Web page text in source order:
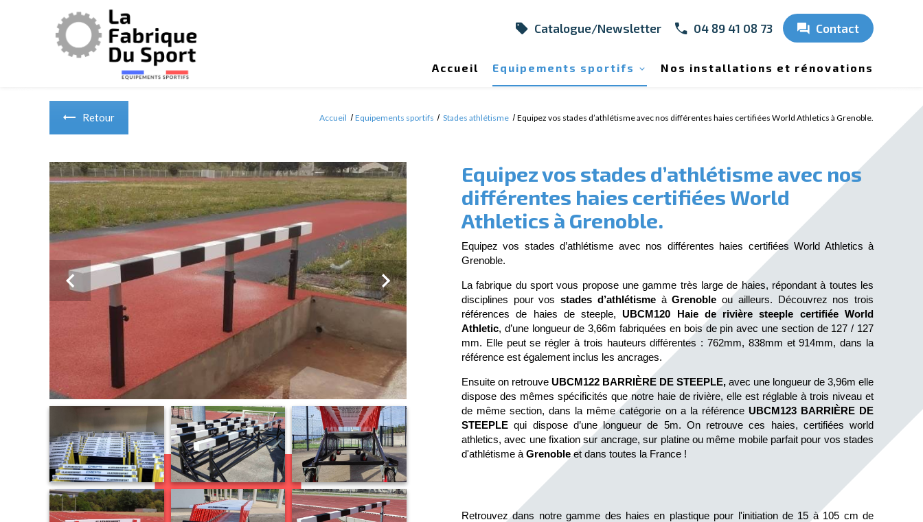
Catalogue/Newsletter 04 89 41 08 73 Contact
Accueil Equipements sportifs Nos installations et rénovations
Accueil Equipements sportifs Stades athlétisme Equipez vos stades d’athlétisme avec nos différentes haies certifiées World Athletics à Grenoble.
Retour
Previous Next
Equipez vos stades d’athlétisme avec nos
différentes haies certifiées World
Athletics à Grenoble.
Equipez vos stades d’athlétisme avec nos différentes haies certifiées World Athletics à
Grenoble.
La fabrique du sport vous propose une gamme très large de haies, répondant à toutes les
disciplines pour vos stades d’athlétisme à Grenoble ou ailleurs. Découvrez nos trois
références de haies de steeple, UBCM120 Haie de rivière steeple certifiée World
Athletic, d’une longueur de 3,66m fabriquées en bois de pin avec une section de 127 / 127
mm. Elle peut se régler à trois hauteurs différentes : 762mm, 838mm et 914mm, dans la
référence est également inclus les ancrages.
Ensuite on retrouve UBCM122 BARRIÈRE DE STEEPLE, avec une longueur de 3,96m elle
dispose des mêmes spécificités que notre haie de rivière, elle est réglable à trois niveau et
de même section, dans la même catégorie on a la référence UBCM123 BARRIÈRE DE
STEEPLE qui dispose d’une longueur de 5m. On retrouve ces haies, certifiées world
athletics, avec une fixation sur ancrage, sur platine ou même mobile parfait pour vos stades
d'athlétisme à Grenoble et dans toutes la France !
Retrouvez dans notre gamme des haies en plastique pour l'initiation de 15 à 105 cm de